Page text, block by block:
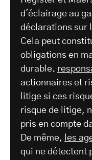
d'éclairage au
déclarations sur
Cela peut
obligations en
durable.
actionnaires et
litige si ces
risque de litige,
pris en compte
De même,
les
qui ne détectent